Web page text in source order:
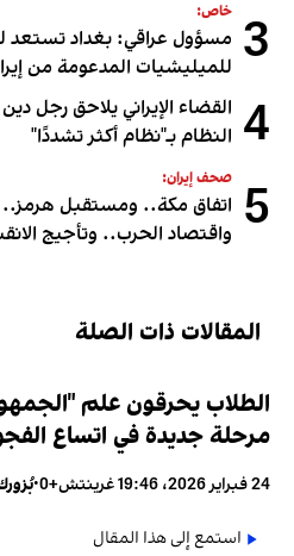
3 خاص:
مسؤول عراقي: بغداد تستعد
للميليشيات المدعومة من
4 القضاء الإيراني يلاحق رجل
النظام بـ"نظام أكثر تشددًا"
5 صحف إيران:
اتفاق مكة.. ومستقبل هرمز..
واقتصاد الحرب.. وتأجيج
المقالات ذات الصلة
الطلاب يحرقون علم
مرحلة جديدة في اتساع
24 فبراير 2026، 19:46 غرينتش+0 •
استمع إلى هذا المقال